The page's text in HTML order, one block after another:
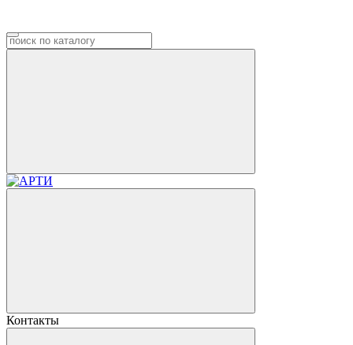
Контакты